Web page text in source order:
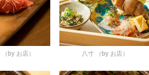
（by お店） 八寸 （by お店）